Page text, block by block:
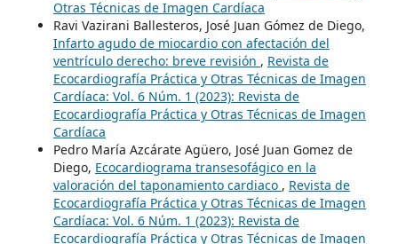
Otras Técnicas de Imagen Cardíaca
Ravi Vazirani Ballesteros, José Juan Gómez de Diego,
Infarto agudo de miocardio con afectación del
ventrículo derecho: breve revisión , Revista de
Ecocardiografía Práctica y Otras Técnicas de Imagen
Cardíaca: Vol. 6 Núm. 1 (2023): Revista de
Ecocardiografía Práctica y Otras Técnicas de Imagen
Cardíaca
Pedro María Azcárate Agüero, José Juan Gomez de
Diego, Ecocardiograma transesofágico en la
valoración del taponamiento cardiaco , Revista de
Ecocardiografía Práctica y Otras Técnicas de Imagen
Cardíaca: Vol. 6 Núm. 1 (2023): Revista de
Ecocardiografía Práctica y Otras Técnicas de Imagen